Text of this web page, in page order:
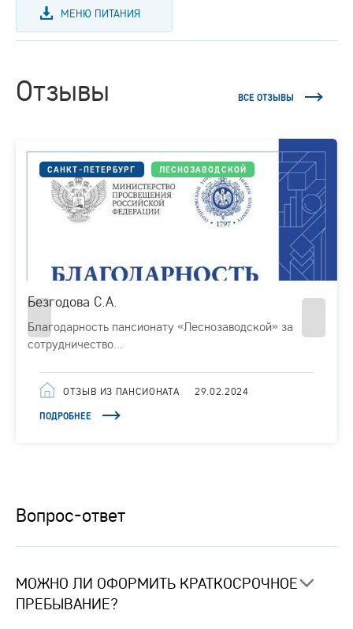
МЕНЮ ПИТАНИЯ
Отзывы ВСЕ ОТЗЫВЫ
САНКТ-ПЕТЕРБУРГ ЛЕСНОЗАВОДСКОЙ
Безгодова С.А.
Благодарность пансионату «Леснозаводской» за
сотрудничество...
ОТЗЫВ ИЗ ПАНСИОНАТА 29.02.2024
ПОДРОБНЕЕ
Вопрос-ответ
МОЖНО ЛИ ОФОРМИТЬ КРАТКОСРОЧНОЕ
ПРЕБЫВАНИЕ?